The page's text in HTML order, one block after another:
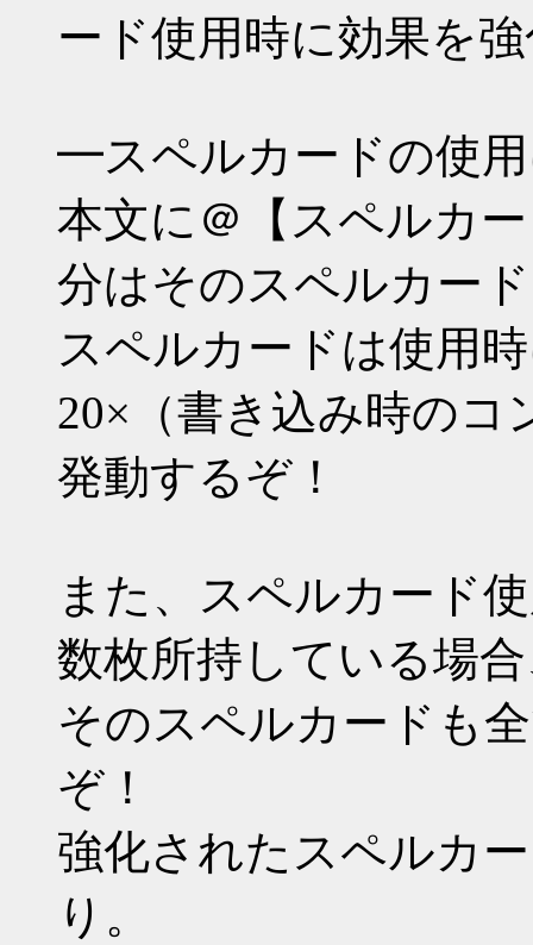
ード使用時に効果を
━スペルカードの使
本文に＠【スペルカ
分はそのスペルカー
スペルカードは使用
20×（書き込み時のコ
発動するぞ！
また、スペルカード
数枚所持している場
そのスペルカードも
ぞ！
強化されたスペルカ
り。